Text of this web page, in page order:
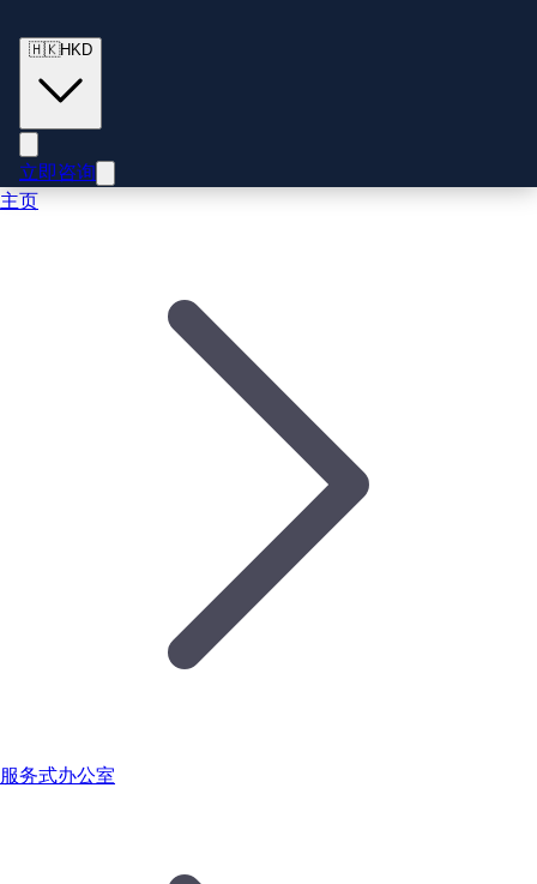
🇭🇰HKD
立即咨询
主页
服务式办公室